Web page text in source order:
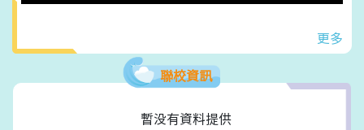
更多
聯校資訊
暫没有資料提供